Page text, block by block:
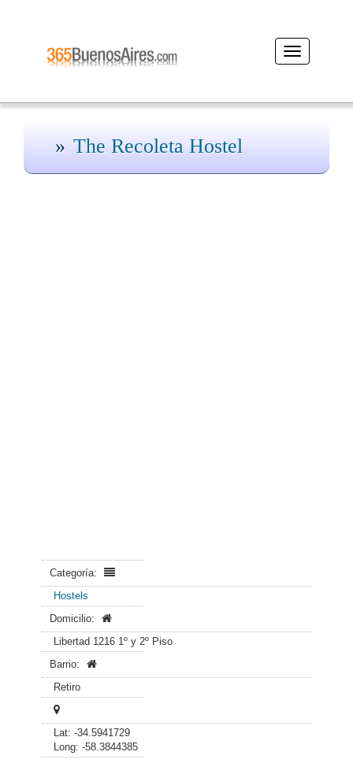
Desplegar
navegación
The Recoleta Hostel
Categoría:
Hostels
Domicilio:
Libertad 1216 1º y 2º Piso
Barrio:
Retiro
Lat: -34.5941729
Long: -58.3844385